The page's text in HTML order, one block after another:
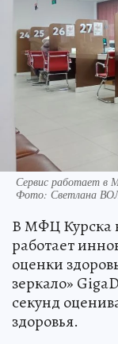
Сервис работает в
Фото: Светлана
В МФЦ Курска
работает
оценки
зеркало»
секунд
здоровья.